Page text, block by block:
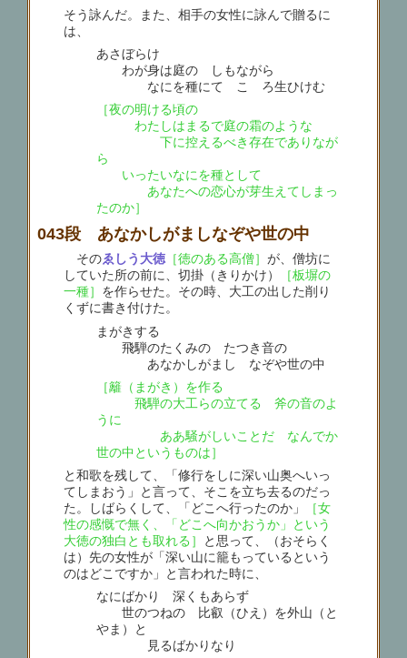
そう詠んだ。また、相手の女性に詠んで贈るに
は、
あさぼらけ
わが身は庭の しもながら
なにを種にて こゝろ生ひけむ
［夜の明ける頃の
わたしはまるで庭の霜のような
下に控えるべき存在でありなが
ら
いったいなにを種として
あなたへの恋心が芽生えてしまっ
たのか］
043段 あなかしがましなぞや世の中
そのゑしう大徳［徳のある高僧］が、僧坊に
していた所の前に、切掛（きりかけ）
［板塀の
一種］ を作らせた。その時、大工の出した削り
くずに書き付けた。
まがきする
飛騨のたくみの たつき音の
あなかしがまし なぞや世の中
［籬（まがき）を作る
飛騨の大工らの立てる 斧の音のよ
うに
ああ騒がしいことだ なんでか
世の中というものは］
と和歌を残して、「修行をしに深い山奥へいっ
てしまおう」と言って、そこを立ち去るのだっ
た。しばらくして、「どこへ行ったのか」
［女
性の感慨で無く、「どこへ向かおうか」という
大徳の独白とも取れる］
と思って、（おそらく
は）先の女性が「深い山に籠もっているという
のはどこですか」と言われた時に、
なにばかり 深くもあらず
世のつねの 比叡（ひえ）を外山（と
やま）と
見るばかりなり